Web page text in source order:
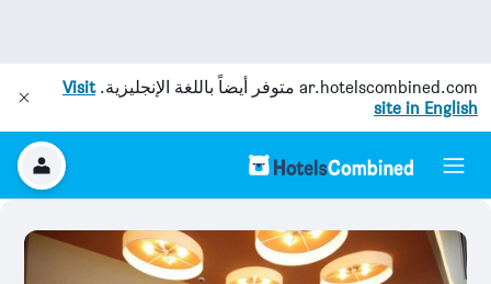
ar.hotelscombined.com متوفر أيضاً باللغة الإنجليزية.Visit
site in English